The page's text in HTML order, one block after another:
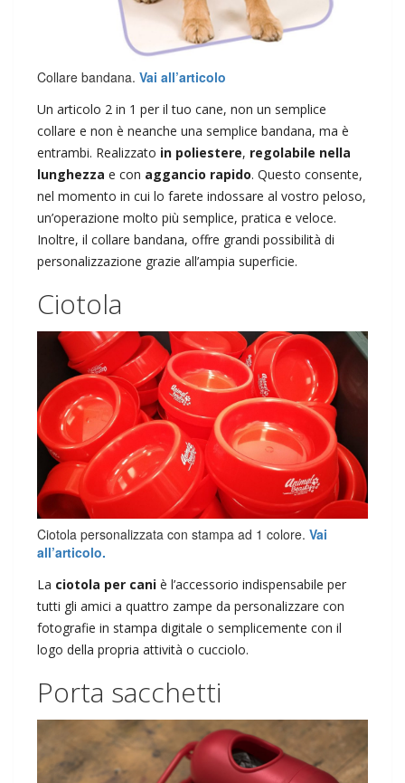
Collare bandana. Vai all’articolo
Un articolo 2 in 1 per il tuo cane, non un semplice
collare e non è neanche una semplice bandana, ma è
entrambi. Realizzato in poliestere, regolabile nella
lunghezza e con aggancio rapido. Questo consente,
nel momento in cui lo farete indossare al vostro peloso,
un’operazione molto più semplice, pratica e veloce.
Inoltre, il collare bandana, offre grandi possibilità di
personalizzazione grazie all’ampia superficie.
Ciotola
Ciotola personalizzata con stampa ad 1 colore. Vai
all’articolo.
La ciotola per cani è l’accessorio indispensabile per
tutti gli amici a quattro zampe da personalizzare con
fotografie in stampa digitale o semplicemente con il
logo della propria attività o cucciolo.
Porta sacchetti